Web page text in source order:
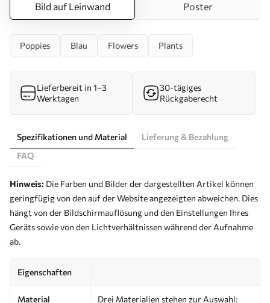
Bild auf Leinwand Poster
Poppies Blau Flowers Plants
Lieferbereit in 1–3
Werktagen
30-tägiges
Rückgaberecht
Spezifikationen und Material
Lieferung & Bezahlung
FAQ
Hinweis: Die Farben und Bilder der dargestellten Artikel können
geringfügig von den auf der Website angezeigten abweichen. Dies
hängt von der Bildschirmauflösung und den Einstellungen Ihres
Geräts sowie von den Lichtverhältnissen während der Aufnahme
ab.
Eigenschaften
Material
Drei Materialien stehen zur Auswahl: